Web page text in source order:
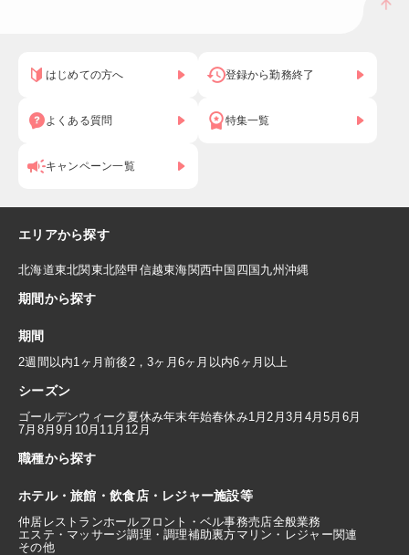
はじめての方へ 登録から勤務終了
よくある質問 特集一覧
キャンペーン一覧
エリアから探す
北海道東北関東北陸甲信越東海関西中国 四国九州沖縄
期間から探す
期間
2週間以内1ヶ月前後 2，3ヶ月 6ヶ月以内6ヶ月以上
シーズン
ゴールデンウィーク 夏休み年末年始春休み1月 2月3月 4月5月 6月
7月 8月9月 10月 11月 12月
職種から探す
ホテル・旅館・飲食店・レジャー施設等
仲居 レストランホールフロント・ベル事務売店全般業務
エステ・マッサージ調理・調理補助裏方マリン・レジャー関連
その他